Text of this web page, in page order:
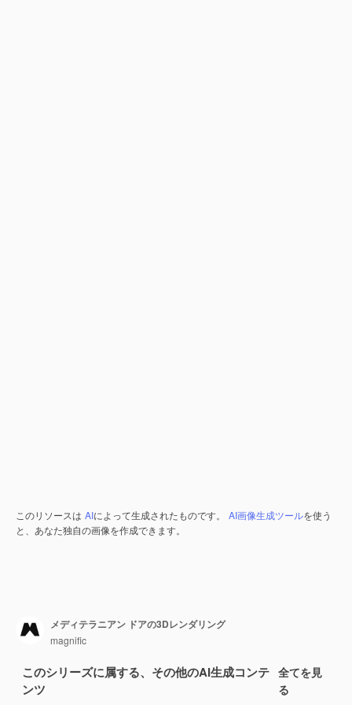
このリソースは AIによって生成されたものです。 AI画像生成ツールを使う
と、あなた独自の画像を作成できます。
メディテラニアン ドアの3Dレンダリング
magnific
このシリーズに属する、その他のAI生成コンテ
ンツ
全てを見
る